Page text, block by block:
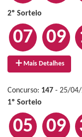
2º Sorteio
07 09
Mais Detalhes
Concurso: 147 - 25/04/
1º Sorteio
05 09